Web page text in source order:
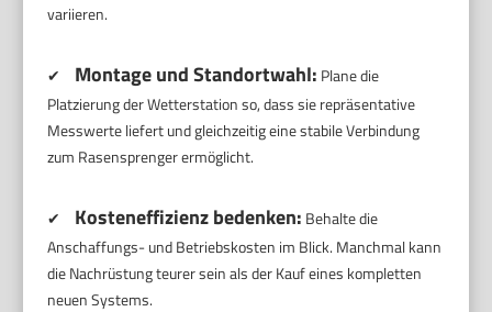
variieren.
✔ Montage und Standortwahl: Plane die
Platzierung der Wetterstation so, dass sie repräsentative
Messwerte liefert und gleichzeitig eine stabile Verbindung
zum Rasensprenger ermöglicht.
✔ Kosteneffizienz bedenken: Behalte die
Anschaffungs- und Betriebskosten im Blick. Manchmal kann
die Nachrüstung teurer sein als der Kauf eines kompletten
neuen Systems.